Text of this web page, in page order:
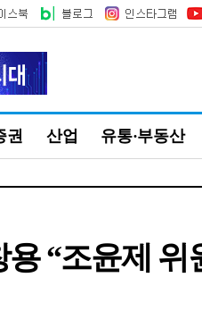
권 산업 유통·부동산
“조윤제 위